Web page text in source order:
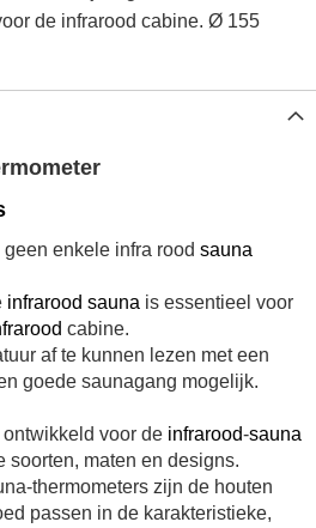
de infrarood cabine. Ø 155
enkele infra rood sauna
infrarood sauna is essentieel voor
cabine.
af te kunnen lezen met een
goede saunagang mogelijk.
voor de infrarood-sauna
soorten, maten en designs.
thermometers zijn de houten
passen in de karakteristieke,